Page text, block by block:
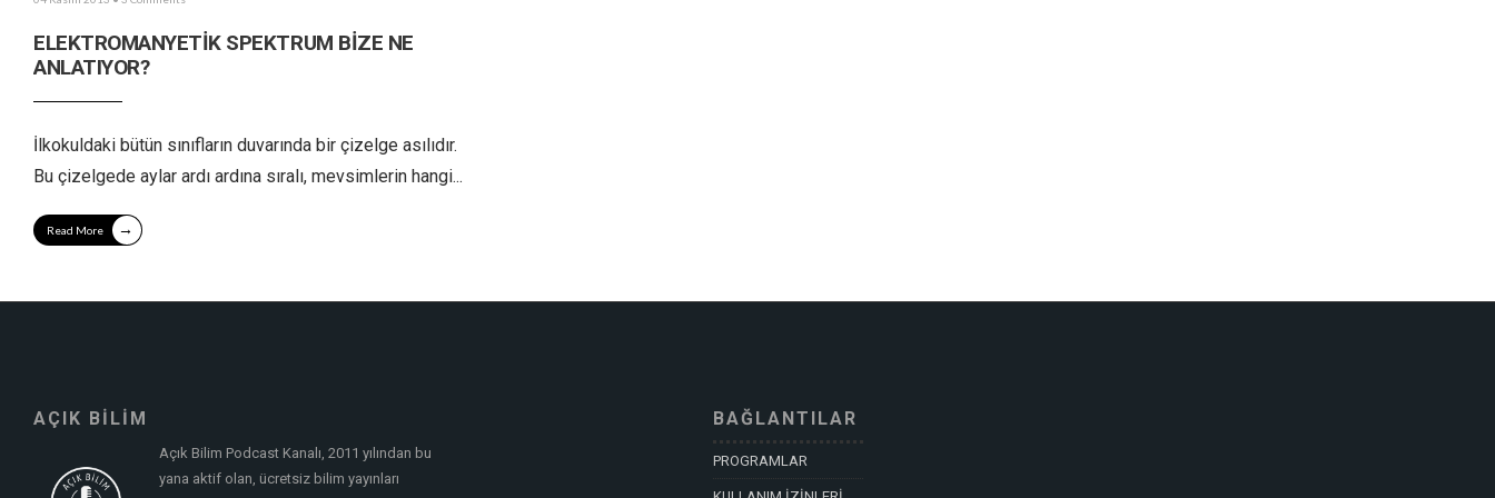
ELEKTROMANYETİK SPEKTRUM BİZE NE
ANLATIYOR?
İlkokuldaki bütün sınıfların duvarında bir çizelge asılıdır.
Bu çizelgede aylar ardı ardına sıralı, mevsimlerin hangi...
Read More →
AÇIK BİLİM
Açık Bilim Podcast Kanalı, 2011 yılından bu
yana aktif olan, ücretsiz bilim yayınları
BAĞLANTILAR
PROGRAMLAR